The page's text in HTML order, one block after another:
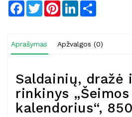
Facebook
TwitterPinterestLinkedIn
Aprašymas Apžvalgos (0)
Saldainių, dražė
rinkinys
kalendorius“,